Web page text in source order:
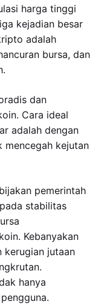
harga tinggi
kejadian besar
adalah
bursa, dan
dan
Cara ideal
adalah dengan
mencegah kejutan
pemerintah
stabilitas
Kebanyakan
kerugian jutaan
hanya